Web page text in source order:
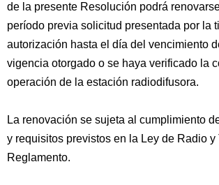
de la presente Resolución podrá
período previa solicitud presentada por la
autorización hasta el día del vencimiento
vigencia otorgado o se haya verificado la
operación de la estación radiodifusora.
La renovación se sujeta al cumplimiento
y requisitos previstos en la Ley de Radio y
Reglamento.